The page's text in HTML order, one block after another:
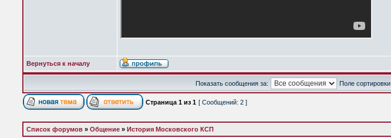
Вернуться к началу
Показать сообщения за: Поле сортировки
Страница 1 из 1 [ Сообщений: 2 ]
Список форумов » Общение » История Московского КСП